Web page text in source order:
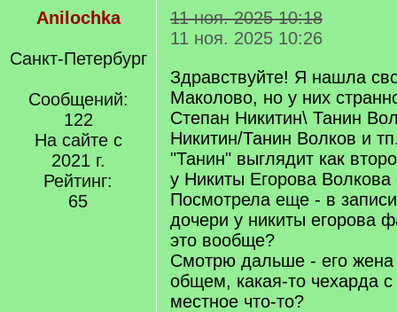
Anilochka
Санкт-Петербург
Сообщений:
122
На сайте с
2021 г.
Рейтинг:
65
11 ноя. 2025 10:18
11 ноя. 2025 10:26
Здравствуйте! Я нашла
Маколово, но у них
Степан Никитин\ Танин
Никитин/Танин Волков и
"Танин" выглядит как
у Никиты Егорова Волкова
Посмотрела еще - в
дочери у никиты егорова
это вообще?
Смотрю дальше - его
общем, какая-то чехарда
местное что-то?